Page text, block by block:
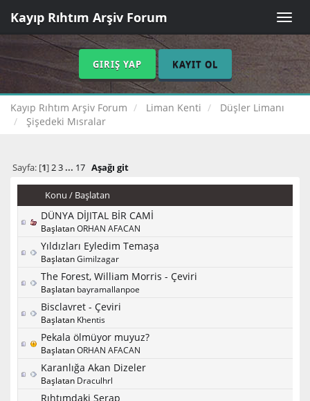
Toggle
Kayıp Rıhtım Arşiv Forum
GIRIŞ YAP KAYIT OL
Kayıp Rıhtım Arşiv Forum Liman Kenti
Düşler Limanı
Şişedeki Mısralar
Sayfa: [1]2 3 ... 17 Aşağı git
Konu / Başlatan
DÜNYA DİJITAL BİR CAMİ
BaşlatanORHAN AFACAN
Yıldızları Eyledim Temaşa
BaşlatanGimilzagar
The Forest, William Morris - Çeviri
Başlatan bayramallanpoe
Bisclavret - Çeviri
Başlatan Khentis
Pekala ölmüyor muyuz?
BaşlatanORHAN AFACAN
Karanlığa Akan Dizeler
Başlatan Draculhrl
Rıhtımdaki Serap